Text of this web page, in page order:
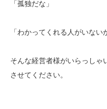
「孤独だな」
「わかってくれる人がいない
そんな経営者様がいらっしゃ
させてください。